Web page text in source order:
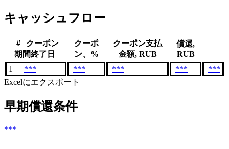
キャッシュフロー
#
クーポン
期間終了日
クーポ
ン、%
クーポン支払
金額, RUB
償還,
RUB
1
*** *** *** ***
***
Excelにエクスポート
早期償還条件
***